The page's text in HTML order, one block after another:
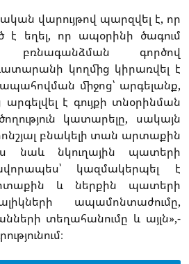
վարույթով պարզվել է, որ
է եղել, որ ապօրինի ծագում
բռնագանձման գործով
կողմից կիրառվել է
միջոց՝ արգելանք,
է գույքի տնօրինման
կատարելը, սակայն
բնակելի տան արտաքին
նաև նկուղային պատերի
կազմակերպել է
և ներքին պատերի
ապամոնտաժումը,
տեղահանումը և այլն»,-